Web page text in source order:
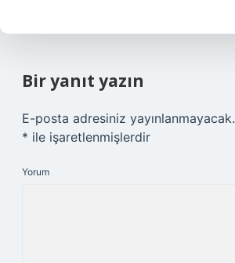
Bir yanıt yazın
E-posta adresiniz yayınlanmayacak.
* ile işaretlenmişlerdir
Yorum